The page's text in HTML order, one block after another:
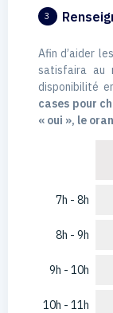
3
Afin d’aider
satisfaira au
disponibilité
cases pour
« oui », le
7h - 8h
8h - 9h
9h - 10h
10h - 11h